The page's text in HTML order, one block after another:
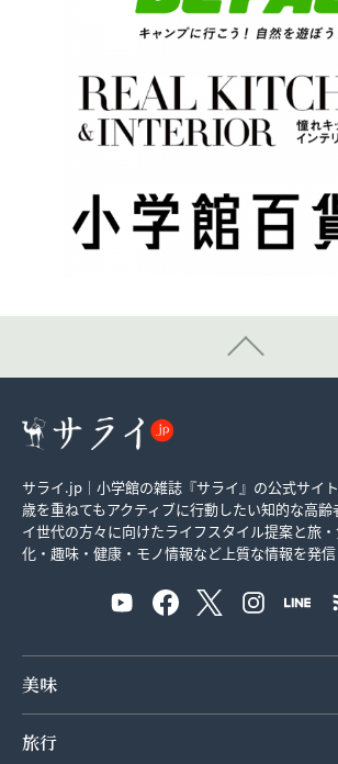
サライ.jp｜小学館の雑誌『サライ』の公式サイト
歳を重ねてもアクティブに行動したい知的な高
イ世代の方々に向けたライフスタイル提案と旅
化・趣味・健康・モノ情報など上質な情報を発信
美味
旅行